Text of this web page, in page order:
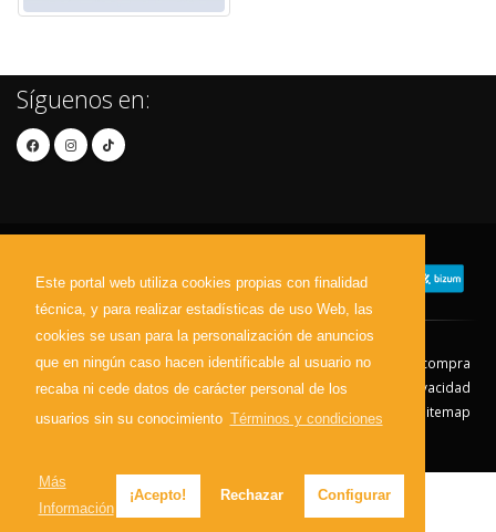
Este portal web utiliza cookies propias con finalidad
técnica, y para realizar estadísticas de uso Web, las
cookies se usan para la personalización de anuncios
que en ningún caso hacen identificable al usuario no
recaba ni cede datos de carácter personal de los
usuarios sin su conocimiento Términos y condiciones
Más
Información
¡Acepto! Rechazar Configurar
Síguenos en:
Contacto Aviso Legal
Condiciones de compra
Política de envíos
Política de devolución
Política de Privacidad
Política de Cookies
Sitemap